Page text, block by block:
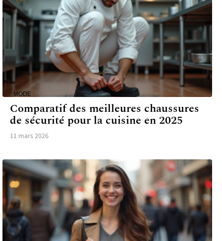
MODE
Comparatif des meilleures chaussures
de sécurité pour la cuisine en 2025
11 mars 2026